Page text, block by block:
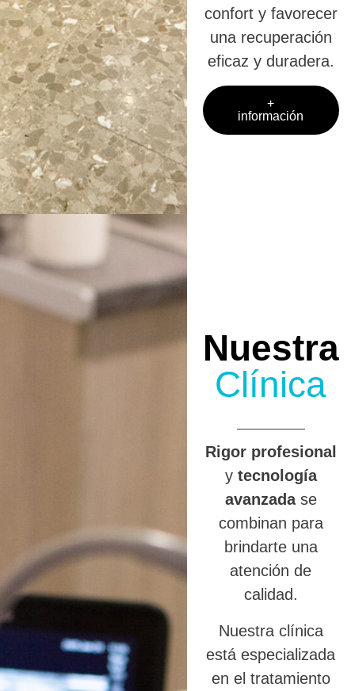
confort y favorecer
una recuperación
eficaz y duradera.
+
información
Nuestra
Clínica
Rigor profesional
y tecnología
avanzadase
combinan para
brindarte una
atención de
calidad.
Nuestra clínica
está especializada
en el tratamiento